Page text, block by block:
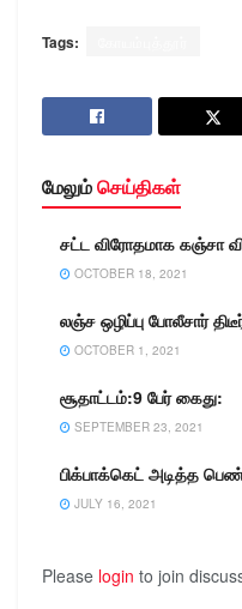
Tags:
மேலும்செய்திகள்
சட்ட விரோதமாக கஞ்சா
OCTOBER 18, 2021
லஞ்ச ஒழிப்பு போலீசார்
OCTOBER 1, 2021
சூதாட்டம்:9 பேர் கைது:
SEPTEMBER 23, 2021
பிக்பாக்கெட் அடித்த
JULY 16, 2021
Please login to join